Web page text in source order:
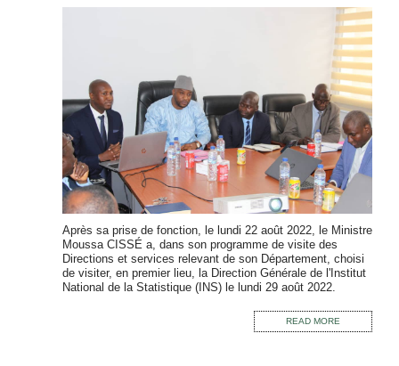
Après sa prise de fonction, le lundi 22 août 2022, le Ministre
Moussa CISSÉ a, dans son programme de visite des
Directions et services relevant de son Département, choisi
de visiter, en premier lieu, la Direction Générale de l'Institut
National de la Statistique (INS) le lundi 29 août 2022.
READ MORE